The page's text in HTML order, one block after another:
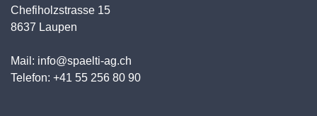
Chefiholzstrasse 15
8637 Laupen
Mail: info@spaelti-ag.ch
Telefon: +41 55 256 80 90